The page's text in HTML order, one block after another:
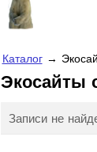
Каталог→
Экосайты
Записи не